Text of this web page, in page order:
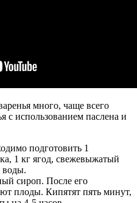
много, чаще всего
с использованием паслена и
подготовить 1
1 кг ягод, свежевыжатый
воды.
сироп. После его
плоды. Кипятят пять минут,